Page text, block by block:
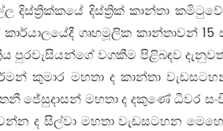
දිස්ත්‍රික්කයේ දිස්ත්‍රික් කාන්තා
ගෘහමූලික කාන්තාවන්
පුරවැසියන්ගේ වගකීම පිළිබඳව
කුමාර මහතා ද කාන්තා
ජේසුදාසන් මහතා ද දකුණේ ධීවර
ද සිල්වා මහතා වැඩසටහන